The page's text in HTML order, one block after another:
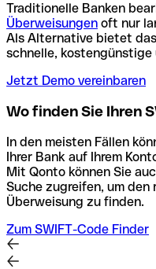
Traditionelle Banken
Überweisungen oft nur
Als Alternative bietet
schnelle, kostengünstige
Jetzt Demo vereinbaren
Wo finden Sie Ihren
In den meisten Fällen
Ihrer Bank auf Ihrem
Mit Qonto können Sie
Suche zugreifen, um
Überweisung zu finden.
Zum SWIFT-Code Finder